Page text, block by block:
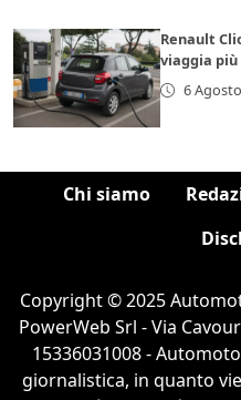
Renault
viaggia
6
Chi siamo
Copyright © 2025
PowerWeb Srl - Via
15336031008 -
giornalistica, in quanto